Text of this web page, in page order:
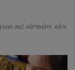
માટે યોજાયેલ યોગ